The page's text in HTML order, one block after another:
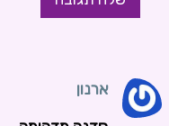
ארנון